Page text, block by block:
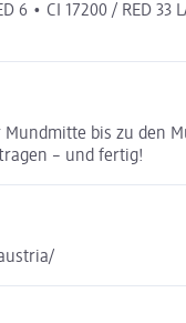
6 • CI 17200 / RED 33
bis zu den
– und fertig!